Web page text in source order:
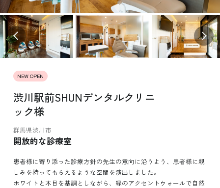
NEW OPEN
渋川駅前SHUNデンタルクリニ
ック様
群馬県渋川市
開放的な診療室
患者様に寄り添った診療方針の先生の意向に沿うよう、患者様に親
しみを持ってもらえるような空間を演出しました。
ホワイトと木目を基調としながら、緑のアクセントウォールで自然